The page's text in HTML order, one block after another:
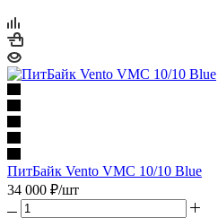
ПитБайк Vento VMC 10/10 Blue
34 000 ₽/шт